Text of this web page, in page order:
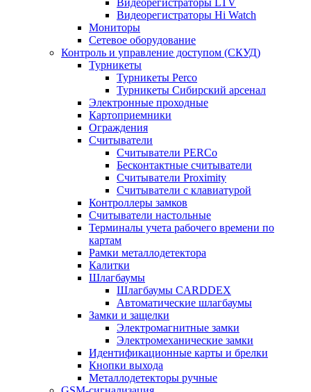
Видеорегистраторы LTV
Видеорегистраторы Hi Watch
Мониторы
Сетевое оборудование
Контроль и управление доступом (СКУД)
Турникеты
Турникеты Perco
Турникеты Сибирский арсенал
Электронные проходные
Картоприемники
Ограждения
Считыватели
Считыватели PERCo
Бесконтактные считыватели
Считыватели Proximity
Считыватели с клавиатурой
Контроллеры замков
Считыватели настольные
Терминалы учета рабочего времени по
картам
Рамки металлодетектора
Калитки
Шлагбаумы
Шлагбаумы CARDDEX
Автоматические шлагбаумы
Замки и защелки
Электромагнитные замки
Электромеханические замки
Идентификационные карты и брелки
Кнопки выхода
Металлодетекторы ручные